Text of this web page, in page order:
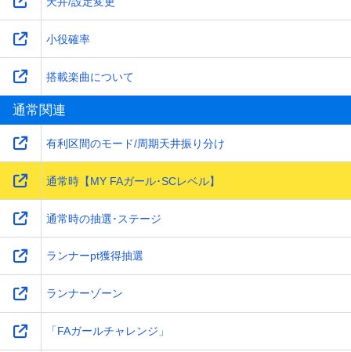
小役確率
搭載楽曲について
通常関連
有利区間のモード/周期天井振り分け
通常時【MY FAガール･SCレベル】
通常時の抽選･ステージ
ランナーpt獲得抽選
ランナーゾーン
「FAガールチャレンジ」